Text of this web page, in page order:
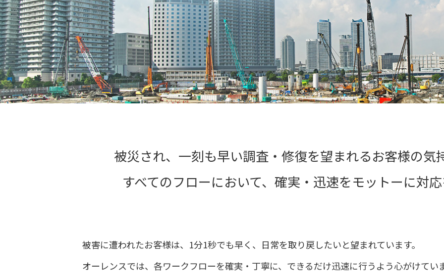
被災され、一刻も早い調査・修復を望まれるお客様の気
すべてのフローにおいて、確実・迅速をモットーに対
被害に遭われたお客様は、1分1秒でも早く、日常を取り戻したいと望まれています。
オーレンスでは、各ワークフローを確実・丁寧に、できるだけ迅速に行うよう心がけてい